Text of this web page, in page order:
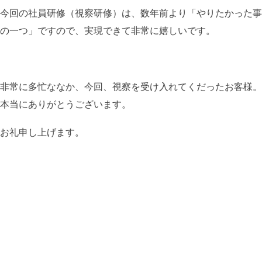
今回の社員研修（視察研修）は、数年前より「やりたかった事
の一つ」ですので、実現できて非常に嬉しいです。
非常に多忙ななか、今回、視察を受け入れてくだったお客様。
本当にありがとうございます。
お礼申し上げます。